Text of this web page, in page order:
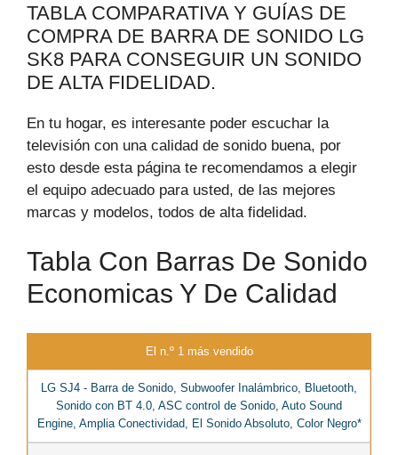
TABLA COMPARATIVA Y GUÍAS DE
COMPRA DE BARRA DE SONIDO LG
SK8 PARA CONSEGUIR UN SONIDO
DE ALTA FIDELIDAD.
En tu hogar, es interesante poder escuchar la
televisión con una calidad de sonido buena, por
esto desde esta página te recomendamos a elegir
el equipo adecuado para usted, de las mejores
marcas y modelos, todos de alta fidelidad.
Tabla Con Barras De Sonido
Economicas Y De Calidad
El n.º 1 más vendido
LG SJ4 - Barra de Sonido, Subwoofer Inalámbrico, Bluetooth,
Sonido con BT 4.0, ASC control de Sonido, Auto Sound
Engine, Amplia Conectividad, El Sonido Absoluto, Color Negro*